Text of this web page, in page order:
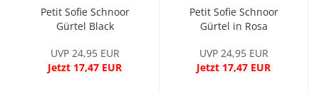
Petit Sofie Schnoor
Gürtel Black
UVP 24,95 EUR
Jetzt 17,47 EUR
Petit Sofie Schnoor
Gürtel in Rosa
UVP 24,95 EUR
Jetzt 17,47 EUR